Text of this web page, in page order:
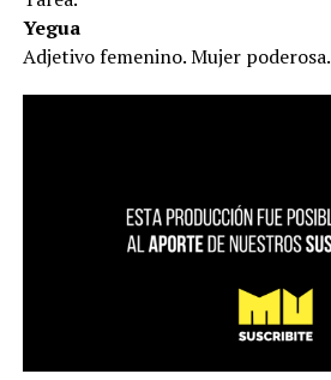
Yegua
Adjetivo femenino. Mujer poderosa.